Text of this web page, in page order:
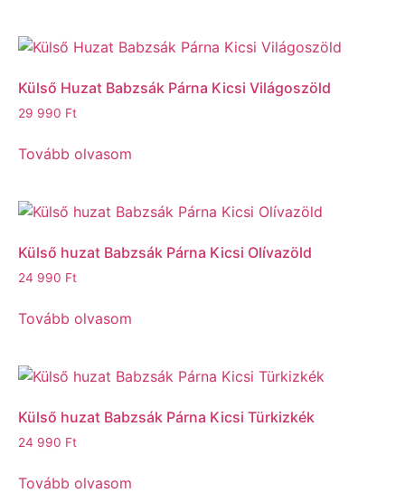
Külső Huzat Babzsák Párna Kicsi Világoszöld
29 990 Ft
Tovább olvasom
Külső huzat Babzsák Párna Kicsi Olívazöld
24 990 Ft
Tovább olvasom
Külső huzat Babzsák Párna Kicsi Türkizkék
24 990 Ft
Tovább olvasom